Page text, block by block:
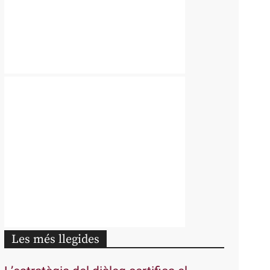
Les més llegides